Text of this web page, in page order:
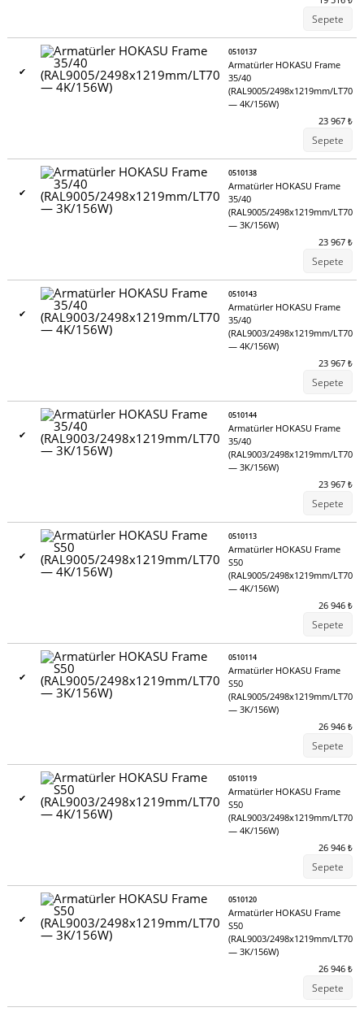
Sepete
✔
0510137
Armatürler HOKASU Frame
35/40
(RAL9005/2498x1219mm/LT70
— 4K/156W)
23 967₺
Sepete
✔
0510138
Armatürler HOKASU Frame
35/40
(RAL9005/2498x1219mm/LT70
— 3K/156W)
23 967₺
Sepete
✔
0510143
Armatürler HOKASU Frame
35/40
(RAL9003/2498x1219mm/LT70
— 4K/156W)
23 967₺
Sepete
✔
0510144
Armatürler HOKASU Frame
35/40
(RAL9003/2498x1219mm/LT70
— 3K/156W)
23 967₺
Sepete
✔
0510113
Armatürler HOKASU Frame
S50
(RAL9005/2498x1219mm/LT70
— 4K/156W)
26 946₺
Sepete
✔
0510114
Armatürler HOKASU Frame
S50
(RAL9005/2498x1219mm/LT70
— 3K/156W)
26 946₺
Sepete
✔
0510119
Armatürler HOKASU Frame
S50
(RAL9003/2498x1219mm/LT70
— 4K/156W)
26 946₺
Sepete
✔
0510120
Armatürler HOKASU Frame
S50
(RAL9003/2498x1219mm/LT70
— 3K/156W)
26 946₺
Sepete